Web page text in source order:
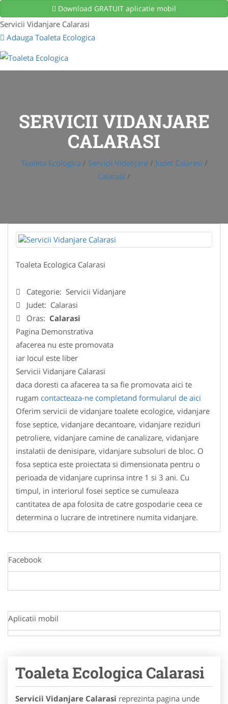
Download GRATUIT aplicatie mobil
Servicii Vidanjare Calarasi
Adauga Toaleta Ecologica
SERVICII VIDANJARE
CALARASI
Toaleta Ecologica / Servicii Vidanjare/ Judet Calarasi /
Calarasi /
Toaleta Ecologica Calarasi
Categorie: Servicii Vidanjare
Judet: Calarasi
Oras: Calarasi
Pagina Demonstrativa
afacerea nu este promovata
iar locul este liber
Servicii Vidanjare Calarasi
daca doresti ca afacerea ta sa fie promovata aici te
rugam contacteaza-ne completand formularul de aici
Oferim servicii de vidanjare toalete ecologice, vidanjare
fose septice, vidanjare decantoare, vidanjare reziduri
petroliere, vidanjare camine de canalizare, vidanjare
instalatii de denisipare, vidanjare subsoluri de bloc. O
fosa septica este proiectata si dimensionata pentru o
perioada de vidanjare cuprinsa intre 1 si 3 ani. Cu
timpul, in interiorul fosei septice se cumuleaza
cantitatea de apa folosita de catre gospodarie ceea ce
determina o lucrare de intretinere numita vidanjare.
Facebook
Aplicatii mobil
Toaleta Ecologica Calarasi
Servicii Vidanjare Calarasi reprezinta pagina unde